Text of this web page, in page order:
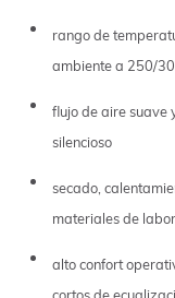
rango de
ambiente a 250/
flujo de aire suave
silencioso
secado,
materiales de
alto confort